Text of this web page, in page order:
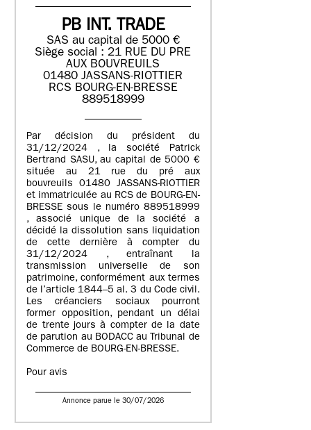
PB INT. TRADE
SAS au capital de 5000 €
Siège social : 21 RUE DU PRE
AUX BOUVREUILS
01480 JASSANS-RIOTTIER
RCS BOURG-EN-BRESSE
889518999
Par décision du président du
31/12/2024 , la société Patrick
Bertrand SASU, au capital de 5000 €
située au 21 rue du pré aux
bouvreuils 01480 JASSANS-RIOTTIER
et immatriculée au RCS de BOURG-EN-
BRESSE sous le numéro 889518999
, associé unique de la société a
décidé la dissolution sans liquidation
de cette dernière à compter du
31/12/2024 , entraînant la
transmission universelle de son
patrimoine, conformément aux termes
de l’article 1844–5 al. 3 du Code civil.
Les créanciers sociaux pourront
former opposition, pendant un délai
de trente jours à compter de la date
de parution au BODACC au Tribunal de
Commerce de BOURG-EN-BRESSE.
Pour avis
Annonce parue le 30/07/2026